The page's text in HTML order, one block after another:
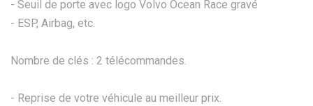
- Seuil de porte avec logo Volvo Ocean Race gravé
- ESP, Airbag, etc.
Nombre de clés : 2 télécommandes.
- Reprise de votre véhicule au meilleur prix.